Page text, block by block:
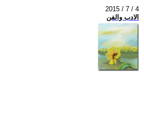
2015 / 7 / 4
الادب والفن